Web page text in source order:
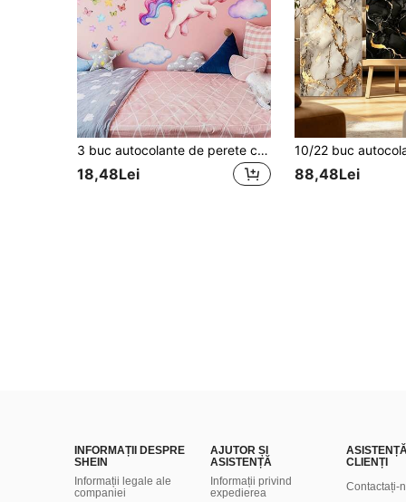
3 buc autocolante de perete creative, model curcubeu unicorn fluture autocolante de perete, dormitor intrare living verandă decorare casă autocolante de perete, autocolante detașabile, decalcomanii de decorare perete, autocolante, decal de perete, decal vinil pentru decorațiuni interioare, articole de decor de primăvară reîmprospătează-ți casa, autocolante de decorare Rama cadouri ziua de naștere absolvire
18,48Lei 88,48Lei
INFORMAȚII DESPRE
SHEIN
Informații legale ale
companiei
AJUTOR ȘI
ASISTENȚĂ
Informații privind
expedierea
CLIENȚI
Contactați-